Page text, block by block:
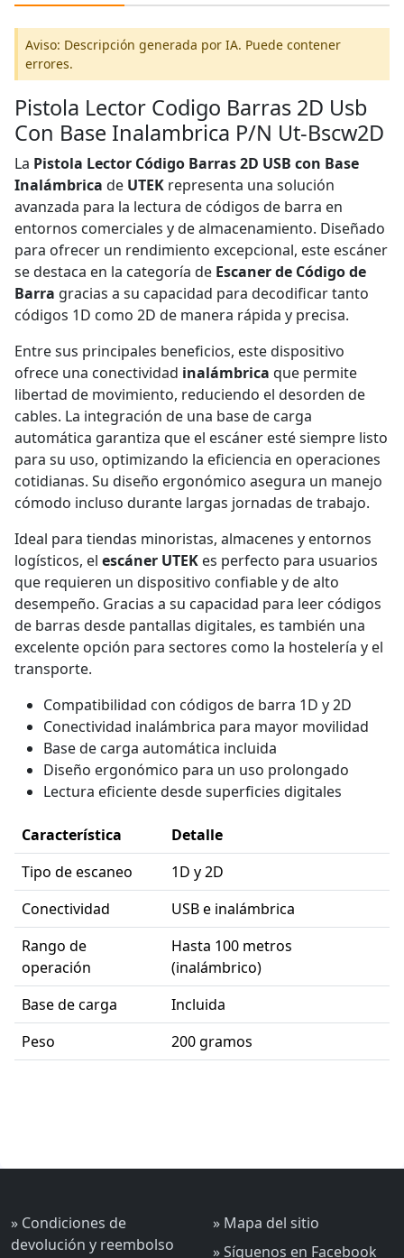
Aviso: Descripción generada por IA. Puede contener
errores.
Pistola Lector Codigo Barras 2D Usb
Con Base Inalambrica P/N Ut-Bscw2D
La Pistola Lector Código Barras 2D USB con Base
Inalámbrica de UTEK representa una solución
avanzada para la lectura de códigos de barra en
entornos comerciales y de almacenamiento. Diseñado
para ofrecer un rendimiento excepcional, este escáner
se destaca en la categoría de Escaner de Código de
Barra gracias a su capacidad para decodificar tanto
códigos 1D como 2D de manera rápida y precisa.
Entre sus principales beneficios, este dispositivo
ofrece una conectividad inalámbrica que permite
libertad de movimiento, reduciendo el desorden de
cables. La integración de una base de carga
automática garantiza que el escáner esté siempre listo
para su uso, optimizando la eficiencia en operaciones
cotidianas. Su diseño ergonómico asegura un manejo
cómodo incluso durante largas jornadas de trabajo.
Ideal para tiendas minoristas, almacenes y entornos
logísticos, el escáner UTEK es perfecto para usuarios
que requieren un dispositivo confiable y de alto
desempeño. Gracias a su capacidad para leer códigos
de barras desde pantallas digitales, es también una
excelente opción para sectores como la hostelería y el
transporte.
Compatibilidad con códigos de barra 1D y 2D
Conectividad inalámbrica para mayor movilidad
Base de carga automática incluida
Diseño ergonómico para un uso prolongado
Lectura eficiente desde superficies digitales
Característica
Detalle
Tipo de escaneo
1D y 2D
Conectividad
USB e inalámbrica
Rango de
operación
Hasta 100 metros
(inalámbrico)
Base de carga
Incluida
Peso
200 gramos
» Condiciones de
devolución y reembolso
» Mapa del sitio
» Síguenos en Facebook